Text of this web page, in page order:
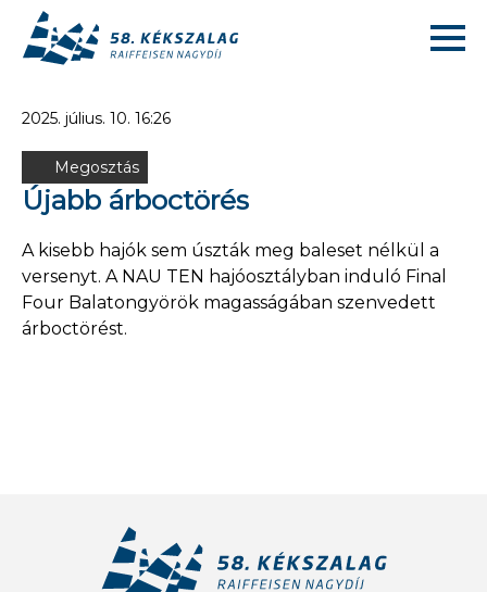
2025. július. 10. 16:26
Megosztás
Újabb árboctörés
A kisebb hajók sem úszták meg baleset nélkül a
versenyt. A NAU TEN hajóosztályban induló Final
Four Balatongyörök magasságában szenvedett
árboctörést.